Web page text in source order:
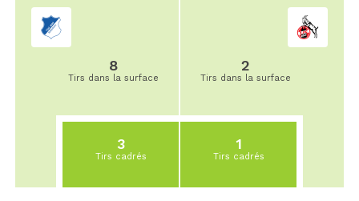
8
Tirs dans la surface
3
Tirs cadrés
2
Tirs dans la surface
1
Tirs cadrés